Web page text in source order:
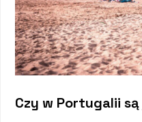
Czy w Portugalii